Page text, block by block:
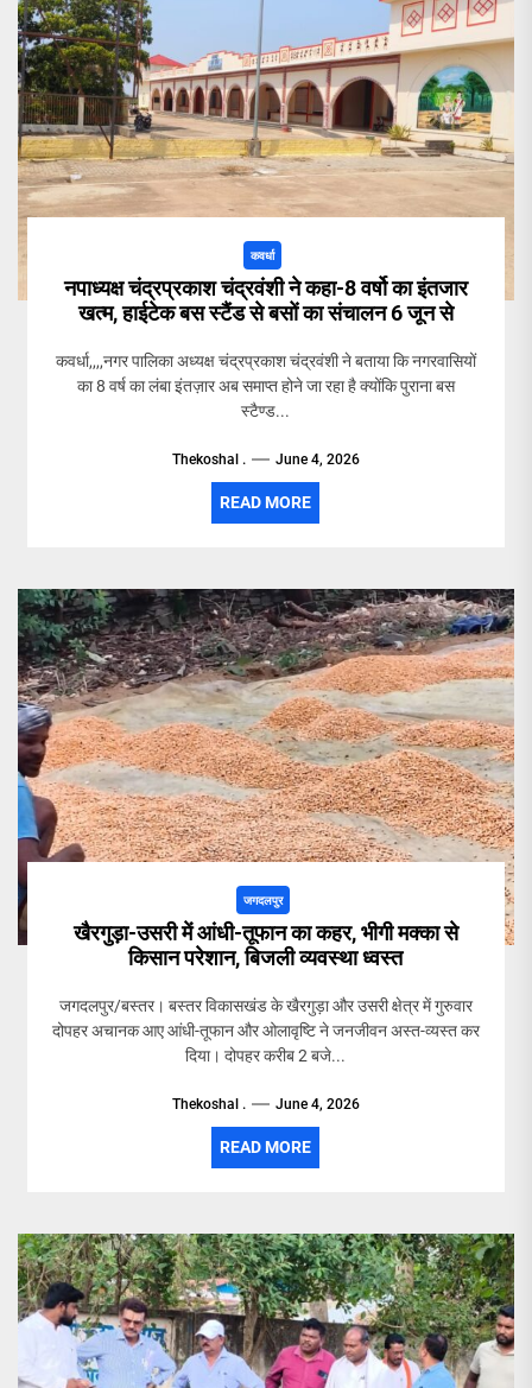
कवर्धा
नपाध्यक्ष चंद्रप्रकाश चंद्रवंशी ने कहा-8 वर्षो का इंतजार
खत्म, हाईटेक बस स्टैंड से बसों का संचालन 6 जून से
कवर्धा,,,,नगर पालिका अध्यक्ष चंद्रप्रकाश चंद्रवंशी ने बताया कि नगरवासियों
का 8 वर्ष का लंबा इंतज़ार अब समाप्त होने जा रहा है क्योंकि पुराना बस
स्टैण्ड...
Thekoshal . June 4, 2026
READ MORE
जगदलपुर
खैरगुड़ा-उसरी में आंधी-तूफान का कहर, भीगी मक्का से
किसान परेशान, बिजली व्यवस्था ध्वस्त
जगदलपुर/बस्तर। बस्तर विकासखंड के खैरगुड़ा और उसरी क्षेत्र में गुरुवार
दोपहर अचानक आए आंधी-तूफान और ओलावृष्टि ने जनजीवन अस्त-व्यस्त कर
दिया। दोपहर करीब 2 बजे...
Thekoshal . June 4, 2026
READ MORE